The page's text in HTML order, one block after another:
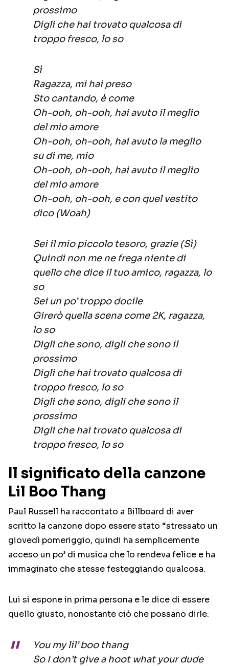
prossimo
Digli che hai trovato qualcosa di
troppo fresco, lo so
Sì
Ragazza, mi hai preso
Sto cantando, è come
Oh-ooh, oh-ooh, hai avuto il meglio
del mio amore
Oh-ooh, oh-ooh, hai avuto la meglio
su di me, mio
Oh-ooh, oh-ooh, hai avuto il meglio
del mio amore
Oh-ooh, oh-ooh, e con quel vestito
dico (Woah)
Sei il mio piccolo tesoro, grazie (Sì)
Quindi non me ne frega niente di
quello che dice il tuo amico, ragazza, lo
so
Sei un po’ troppo docile
Girerò quella scena come 2K, ragazza,
lo so
Digli che sono, digli che sono il
prossimo
Digli che hai trovato qualcosa di
troppo fresco, lo so
Digli che sono, digli che sono il
prossimo
Digli che hai trovato qualcosa di
troppo fresco, lo so
Il significato della canzone
Lil Boo Thang
Paul Russell ha raccontato a Billboard di aver
scritto la canzone dopo essere stato “stressato un
giovedì pomeriggio, quindi ha semplicemente
acceso un po’ di musica che lo rendeva felice e ha
immaginato che stesse festeggiando qualcosa.
Lui si espone in prima persona e le dice di essere
quello giusto, nonostante ciò che possano dirle:
You my lil’ boo thang
So I don’t give a hoot what your dude